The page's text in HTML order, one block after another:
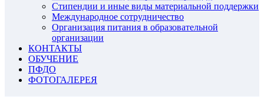
Стипендии и иные виды материальной поддержки
Международное сотрудничество
Организация питания в образовательной
организации
КОНТАКТЫ
ОБУЧЕНИЕ
ПФДО
ФОТОГАЛЕРЕЯ